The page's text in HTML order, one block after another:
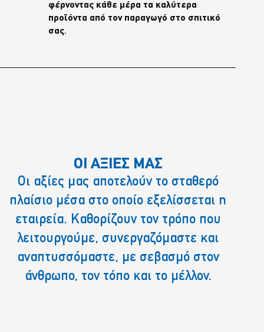
φέρνοντας κάθε μέρα τα καλύτερα
προϊόντα από τον παραγωγό στο σπιτικό
σας.
OI ΑΞΙΕΣ ΜΑΣ
Οι αξίες μας αποτελούν το σταθερό
πλαίσιο μέσα στο οποίο εξελίσσεται η
εταιρεία. Καθορίζουν τον τρόπο που
λειτουργούμε, συνεργαζόμαστε και
αναπτυσσόμαστε, με σεβασμό στον
άνθρωπο, τον τόπο και το μέλλον.